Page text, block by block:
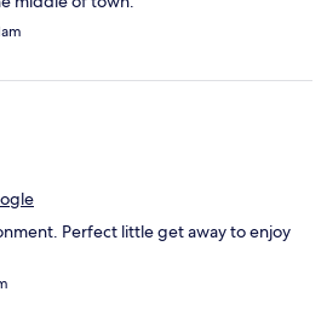
Perfect little get away to enjoy